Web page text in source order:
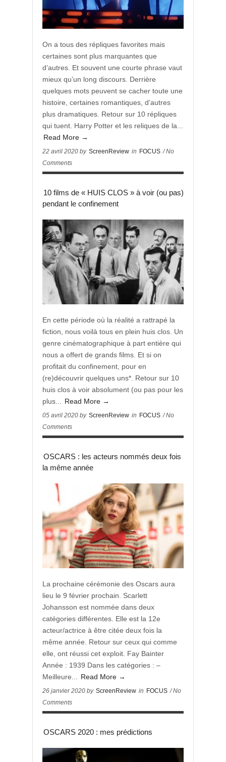
On a tous des répliques favorites mais
certaines sont plus marquantes que
d’autres. Et souvent une courte phrase vaut
mieux qu’un long discours. Derrière
quelques mots peuvent se cacher toute une
histoire, certaines romantiques, d’autres
plus dramatiques. Retour sur 10 répliques
qui tuent. Harry Potter et les reliques de la...
Read More →
22 avril 2020 by ScreenReview in FOCUS / No
Comments
10 films de « HUIS CLOS » à voir (ou pas)
pendant le confinement
En cette période où la réalité a rattrapé la
fiction, nous voilà tous en plein huis clos. Un
genre cinématographique à part entière qui
nous a offert de grands films. Et si on
profitait du confinement, pour en
(re)découvrir quelques uns*. Retour sur 10
huis clos à voir absolument (ou pas pour les
plus...
Read More →
05 avril 2020 by ScreenReview in FOCUS / No
Comments
OSCARS : les acteurs nommés deux fois
la même année
La prochaine cérémonie des Oscars aura
lieu le 9 février prochain. Scarlett
Johansson est nommée dans deux
catégories différentes. Elle est la 12e
acteur/actrice à être citée deux fois la
même année. Retour sur ceux qui comme
elle, ont réussi cet exploit. Fay Bainter
Année : 1939 Dans les catégories : –
Meilleure...
Read More →
26 janvier 2020 by ScreenReview in FOCUS / No
Comments
OSCARS 2020 : mes prédictions